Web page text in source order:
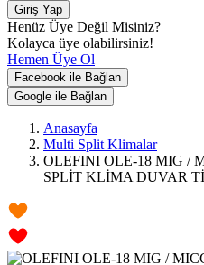
Giriş Yap
Henüz Üye Değil Misiniz?
Kolayca üye olabilirsiniz!
Hemen Üye Ol
Facebook ile Bağlan
Google ile Bağlan
Anasayfa
Multi Split Klimalar
OLEFINI OLE-18 MIG /
SPLİT KLİMA DUVAR